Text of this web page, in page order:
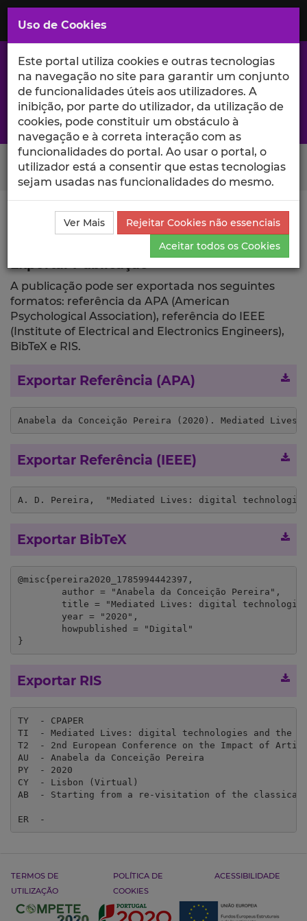
Saltar
para
Conteúdo
Principal
A excelência da investigação e ciência no Iscte
Search Button
Ciência_Iscte Comunicações
Descrição Detalhada
da Comunicação
Exportar
A publicação pode ser exportada nos seguintes
formatos: referência da APA (American
Psychological Association), referência do IEEE
(Institute of Electrical and Electronics Engineers),
BibTeX e RIS.
Exportar Referência (APA)
Anabela da Conceição Pereira (2020). Mediated
Exportar Referência (IEEE)
A. D. Pereira,  "Mediated Lives: digital
Exportar BibTeX
@misc{pereira2020_1785994442397,
}
Exportar RIS
TY  - CPAPER
TI  - Mediated Lives: digital technologies and the
T2  - 2nd European Conference on the Impact of
AU  - Anabela da Conceição Pereira
PY  - 2020
CY  - Lisbon (Virtual)
AB  - Starting from a re-visitation of the classical
ER  -
TERMOS DE
UTILIZAÇÃO
POLÍTICA DE
COOKIES
ACESSIBILIDADE
Uso de Cookies
Este portal utiliza cookies e outras tecnologias
na navegação no site para garantir um conjunto
de funcionalidades úteis aos utilizadores. A
inibição, por parte do utilizador, da utilização de
cookies, pode constituir um obstáculo à
navegação e à correta interação com as
funcionalidades do portal. Ao usar o portal, o
utilizador está a consentir que estas tecnologias
sejam usadas nas funcionalidades do mesmo.
Ver Mais
Rejeitar Cookies não essenciais
Aceitar todos os Cookies